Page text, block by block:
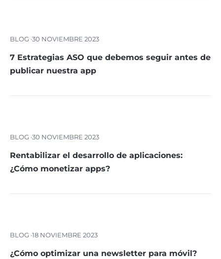
BLOG ·30 NOVIEMBRE 2023
7 Estrategias ASO que debemos seguir antes de
publicar nuestra app
BLOG ·30 NOVIEMBRE 2023
Rentabilizar el desarrollo de aplicaciones:
¿Cómo monetizar apps?
BLOG ·18 NOVIEMBRE 2023
¿Cómo optimizar una newsletter para móvil?